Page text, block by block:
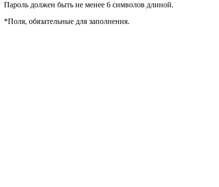
Пароль должен быть не менее 6 символов длиной.
*Поля, обязательные для заполнения.